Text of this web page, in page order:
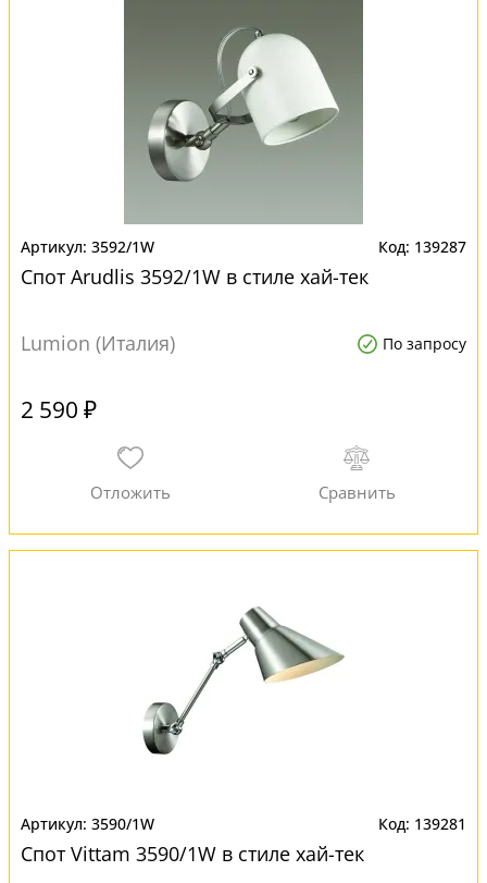
3592/1W 139287
Спот Arudlis 3592/1W в стиле хай-тек
Lumion (Италия) По запросу
2 590 ₽
3590/1W 139281
Спот Vittam 3590/1W в стиле хай-тек